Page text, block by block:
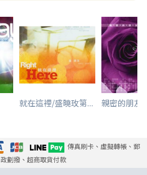
就在這裡/盛曉玫第... 親密的朋友
傳真刷卡、虛擬轉帳、郵
政劃撥、超商取貨付款